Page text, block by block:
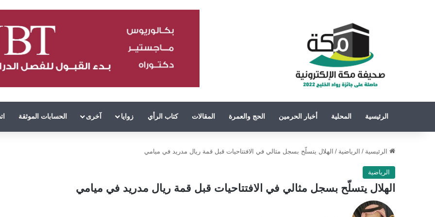
الرئيسية المحلية أخبار الحرمين الحج والعمرة المقالات كتاب الرأي زوايا آخرى الحسابات الموثقة
الرئيسية / الرياضية / الهلال يتسلّح بسجل مثالي في الافتتاحيات قبل قمة ريال مدريد في ميامي
الرياضية
الهلال يتسلّح بسجل مثالي في الافتتاحيات قبل قمة ريال مدريد في ميامي